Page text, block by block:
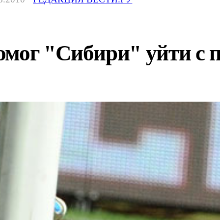
"Сибири" уйти с